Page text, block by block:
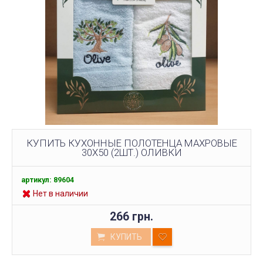
КУПИТЬ КУХОННЫЕ ПОЛОТЕНЦА МАХРОВЫЕ
30X50 (2ШТ.) ОЛИВКИ
артикул: 89604
Нет в наличии
266 грн.
КУПИТЬ